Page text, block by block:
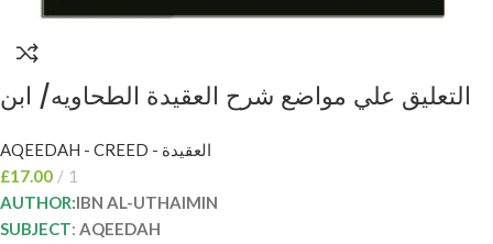
التعليق علي مواضع شرح العقيدة الطحاويه/ ابن
SHARH AQEEDAH AL-TAWAHIYAH
AQEEDAH - CREED - العقيدة
£17.00
1
AUTHOR:IBN AL-UTHAIMIN
SUBJECT: AQEEDAH